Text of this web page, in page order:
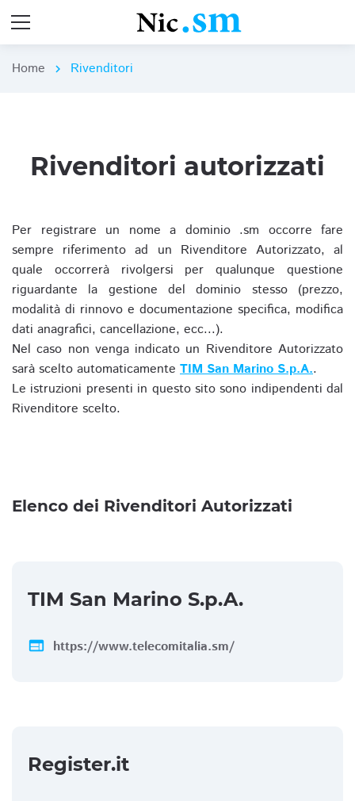
Home chevron_right Rivenditori
Rivenditori autorizzati
Per registrare un nome a dominio .sm occorre fare
sempre riferimento ad un Rivenditore Autorizzato, al
quale occorrerà rivolgersi per qualunque questione
riguardante la gestione del dominio stesso (prezzo,
modalità di rinnovo e documentazione specifica, modifica
dati anagrafici, cancellazione, ecc...).
Nel caso non venga indicato un Rivenditore Autorizzato
sarà scelto automaticamente TIM San Marino S.p.A..
Le istruzioni presenti in questo sito sono indipendenti dal
Rivenditore scelto.
Elenco dei Rivenditori Autorizzati
TIM San Marino S.p.A.
web https://www.telecomitalia.sm/
Register.it